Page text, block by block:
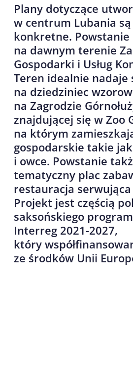
Plany dotyczące
w centrum Lubania są
konkretne. Powstanie
na dawnym terenie
Gospodarki i Usług
Teren idealnie nadaje
na dziedziniec
na Zagrodzie
znajdującej się w Zoo
na którym
gospodarskie takie
i owce. Powstanie
tematyczny plac
restauracja
Projekt jest częścią
saksońskiego
Interreg 2021-2027,
który
ze środków Unii